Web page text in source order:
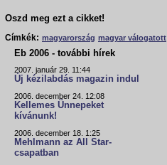
Oszd meg ezt a cikket!
Címkék: magyarország magyar válogatott
Eb 2006 - további hírek
2007. január 29. 11:44
Új kézilabdás magazin indul
2006. december 24. 12:08
Kellemes Ünnepeket
kívánunk!
2006. december 18. 1:25
Mehlmann az All Star-
csapatban